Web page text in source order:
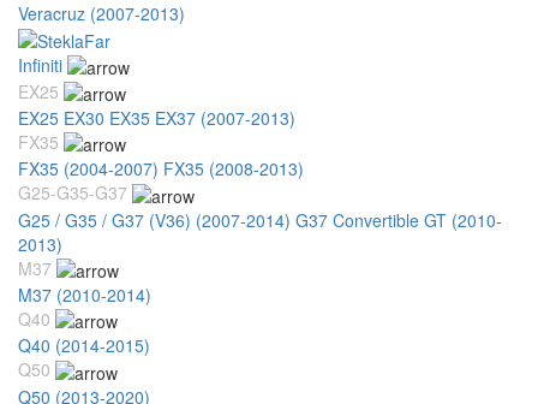
Veracruz (2007-2013)
Infiniti
EX25
EX25 EX30 EX35 EX37 (2007-2013)
FX35
FX35 (2004-2007) FX35 (2008-2013)
G25-G35-G37
G25 / G35 / G37 (V36) (2007-2014) G37 Convertible GT (2010-
2013)
M37
M37 (2010-2014)
Q40
Q40 (2014-2015)
Q50
Q50 (2013-2020)